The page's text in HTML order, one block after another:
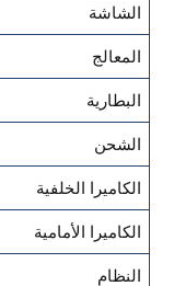
الشاشة
المعالج
البطارية
الشحن
الكاميرا الخلفية
الكاميرا الأمامية
النظام